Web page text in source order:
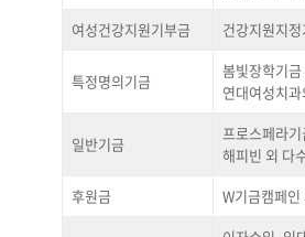
여성건강지원기부금 건강지원지
특정명의기금
봄빛장학기금
연대여성치
일반기금
프로스페라기
해피빈 외 다
후원금 W기금캠페인